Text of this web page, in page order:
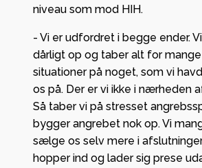
niveau som mod HIH.
- Vi er udfordret i begge ender.
dårligt op og taber alt for
situationer på noget, som vi
os på. Der er vi ikke i nærheden
Så taber vi på stresset
bygger angrebet nok op. Vi
sælge os selv mere i
hopper ind og lader sig prese